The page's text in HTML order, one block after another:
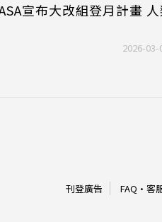
宣布大改組登月計畫
2026-03-
刊登廣告 FAQ · 客